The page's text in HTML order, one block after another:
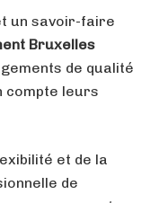
un savoir-faire
Bruxelles
de qualité
compte leurs
et de la
de